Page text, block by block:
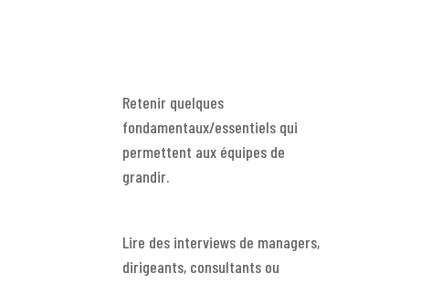
Retenir quelques
fondamentaux/essentiels qui
permettent aux équipes de
grandir.
Lire des interviews de managers,
dirigeants, consultants ou